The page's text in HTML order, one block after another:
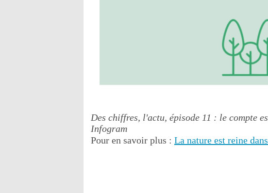
Des chiffres, l'actu, épisode 11 : le compte
Infogram
Pour en savoir plus : La nature est reine